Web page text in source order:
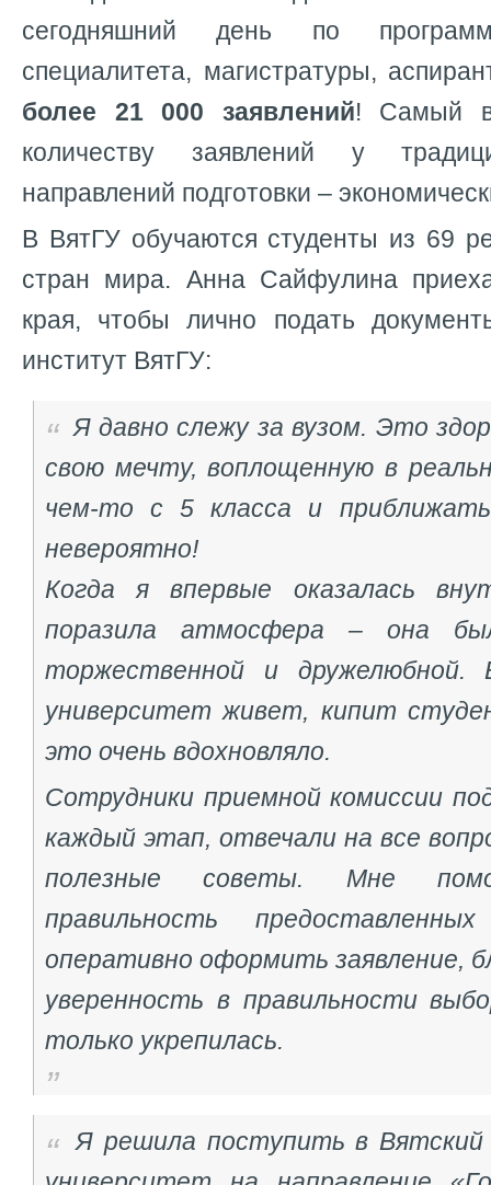
сегодняшний день по
специалитета, магистратуры,
более 21 000 заявлений! Самый
количеству заявлений у
направлений подготовки –
В ВятГУ обучаются студенты из 69
стран мира. Анна Сайфулина
края, чтобы лично подать
институт ВятГУ:
Я давно слежу за вузом. Это
свою мечту, воплощенную в
чем-то с 5 класса и
невероятно!
Когда я впервые оказалась
поразила атмосфера – она
торжественной и
университет живет, кипит
это очень вдохновляло.
Сотрудники приемной комиссии
каждый этап, отвечали на все
полезные советы. Мне
правильность
оперативно оформить заявление,
уверенность в правильности
только укрепилась.
Я решила поступить в Вятский